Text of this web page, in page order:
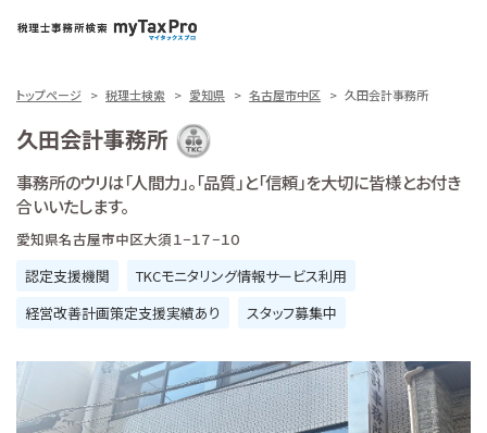
トップページ 税理士検索 愛知県 名古屋市中区 久田会計事務所
久田会計事務所
事務所のウリは「人間力」。「品質」と「信頼」を大切に皆様とお付き
合いいたします。
愛知県名古屋市中区大須１−１７−１０
認定支援機関
TKCモニタリング情報サービス利用
経営改善計画策定支援実績あり
スタッフ募集中